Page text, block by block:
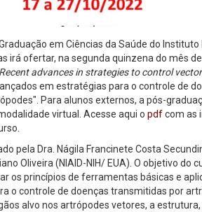
em Ciências da Saúde do Instituto
irá ofertar, na segunda quinzena do mês
Recent advances in strategies to control
em estratégias para o controle de
Para alunos externos, a pós-
virtual. Acesse aqui o pdfcom as
pela Dra. Nágila Francinete Costa
Oliveira (NIAID-NIH/ EUA). O objetivo do
os princípios de ferramentas básicas e
o controle de doenças transmitidas por
alvo nos artrópodes vetores, a